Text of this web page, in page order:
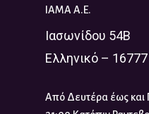
IAMA A.E.
Ιασωνίδου 54Β
Ελληνικό – 16777
Από Δευτέρα έως και